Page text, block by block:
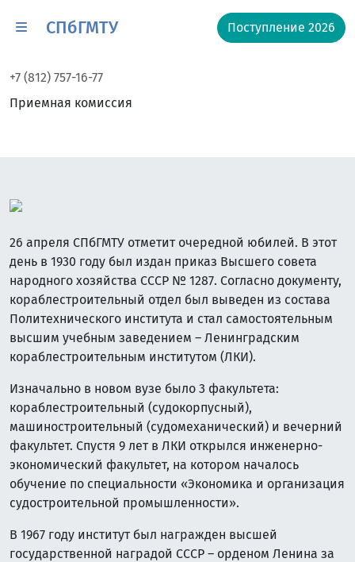
СПбГМТУ Поступление 2026
+7 (812) 757-16-77
Приемная комиссия
26 апреля СПбГМТУ отметит очередной юбилей. В этот
день в 1930 году был издан приказ Высшего совета
народного хозяйства СССР № 1287. Согласно документу,
кораблестроительный отдел был выведен из состава
Политехнического института и стал самостоятельным
высшим учебным заведением – Ленинградским
кораблестроительным институтом (ЛКИ).
Изначально в новом вузе было 3 факультета:
кораблестроительный (судокорпусный),
машиностроительный (судомеханический) и вечерний
факультет. Спустя 9 лет в ЛКИ открылся инженерно-
экономический факультет, на котором началось
обучение по специальности «Экономика и организация
судостроительной промышленности».
В 1967 году институт был награжден высшей
государственной наградой СССР – орденом Ленина за